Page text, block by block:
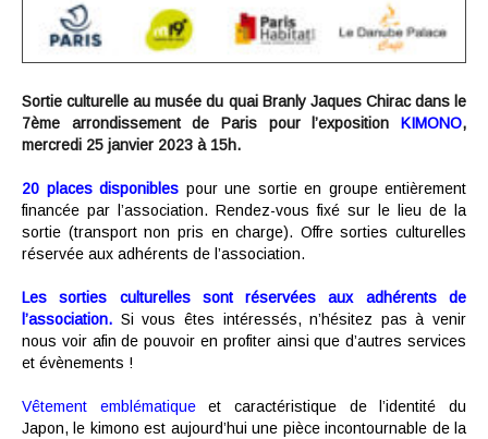
Sortie culturelle au musée du quai Branly Jaques Chirac dans le
7ème arrondissement de Paris pour l’exposition KIMONO,
mercredi 25 janvier 2023 à 15h.
20 places disponibles pour une sortie en groupe entièrement
financée par l’association. Rendez-vous fixé sur le lieu de la
sortie (transport non pris en charge). Offre sorties culturelles
réservée aux adhérents de l’association.
Les sorties culturelles sont réservées aux adhérents
de
l’association. Si vous êtes intéressés, n’hésitez pas à venir
nous voir afin de pouvoir en profiter ainsi que d’autres services
et évènements !
Vêtement emblématiqueet caractéristique de l’identité du
Japon, le kimono est aujourd’hui une pièce incontournable de la